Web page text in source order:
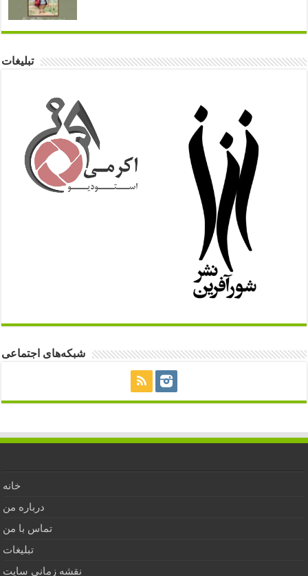
تبلیغات
شبکه‌های اجتماعی
خانه
درباره من
تماس با من
تبلیغات
نقشه زمانی سایت